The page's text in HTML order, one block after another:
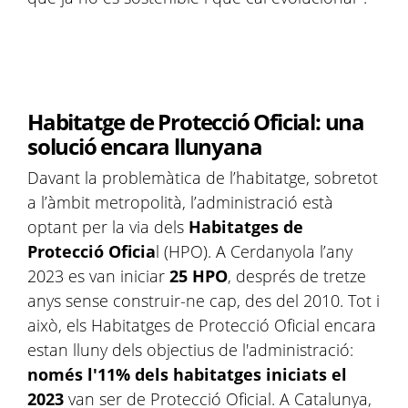
Habitatge de Protecció Oficial: una
solució encara llunyana
Davant la problemàtica de l’habitatge, sobretot
a l’àmbit metropolità, l’administració està
optant per la via dels Habitatges de
Protecció Oficial (HPO). A Cerdanyola l’any
2023 es van iniciar 25 HPO, després de tretze
anys sense construir-ne cap, des del 2010. Tot i
això, els Habitatges de Protecció Oficial encara
estan lluny dels objectius de l'administració:
només l'11% dels habitatges iniciats el
2023 van ser de Protecció Oficial. A Catalunya,